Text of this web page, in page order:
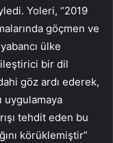
Yoleri, “2019
göçmen ve
ülke
bir dil
göz ardı ederek,
uygulamaya
tehdit eden bu
körüklemiştir”